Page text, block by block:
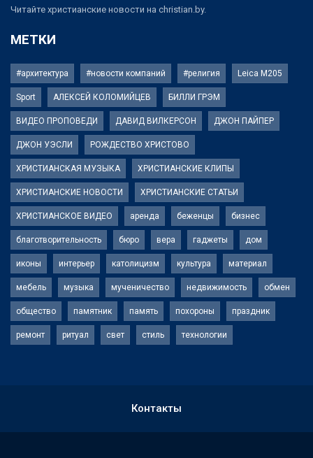
Читайте христианские новости на christian.by.
МЕТКИ
#архитектура #новости компаний #религия Leica M205
Sport АЛЕКСЕЙ КОЛОМИЙЦЕВ БИЛЛИ ГРЭМ
ВИДЕО ПРОПОВЕДИ ДАВИД ВИЛКЕРСОН ДЖОН ПАЙПЕР
ДЖОН УЭСЛИ РОЖДЕСТВО ХРИСТОВО
ХРИСТИАНСКАЯ МУЗЫКА ХРИСТИАНСКИЕ КЛИПЫ
ХРИСТИАНСКИЕ НОВОСТИ ХРИСТИАНСКИЕ СТАТЬИ
ХРИСТИАНСКОЕ ВИДЕО аренда беженцы бизнес
благотворительность бюро вера гаджеты дом
иконы интерьер католицизм культура материал
мебель музыка мученичество недвижимость обмен
общество памятник память похороны праздник
ремонт ритуал свет стиль технологии
Контакты